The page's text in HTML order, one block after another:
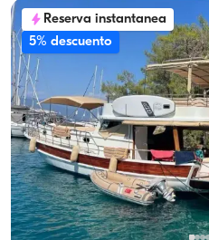
Reserva instantanea
5% descuento